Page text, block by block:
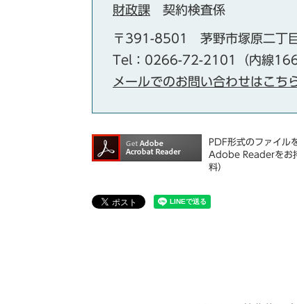
財政課 契約検査係
〒391-8501
茅野市塚原二丁
Tel：0266-72-2101（内線166
メールでのお問い合わせはこち
PDF形式のファイル
Adobe Readerをお
料）